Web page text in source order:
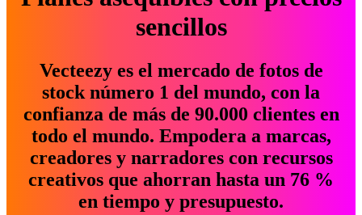
sencillos
Vecteezy es el mercado de fotos de
stock número 1 del mundo, con la
confianza de más de 90.000 clientes en
todo el mundo. Empodera a marcas,
creadores y narradores con recursos
creativos que ahorran hasta un 76 %
en tiempo y presupuesto.